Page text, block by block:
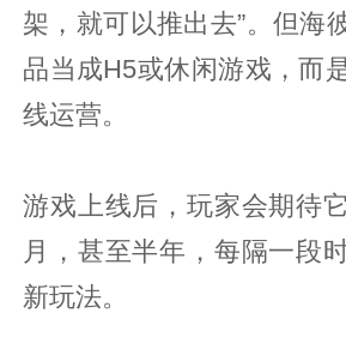
架，就可以推出去”。但海
品当成H5或休闲游戏，而
线运营。
游戏上线后，玩家会期待
月，甚至半年，每隔一段
新玩法。